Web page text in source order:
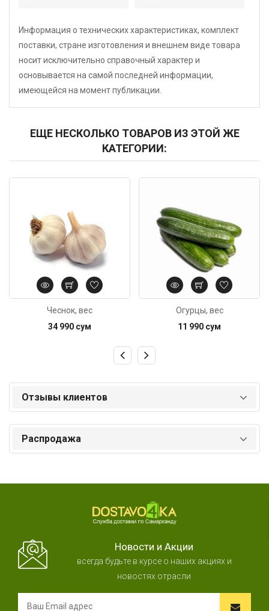
Информация о технических характеристиках, комплект
поставки, стране изготовления и внешнем виде товара
носит исключительно справочный характер и
основывается на самой последней информации,
имеющейся на момент публикации.
ЕЩЕ НЕСКОЛЬКО ТОВАРОВ ИЗ ЭТОЙ ЖЕ
КАТЕГОРИИ:
Чеснок, вес
34 990 сум
Огурцы, вес
11 990 сум
Отзывы клиентов
Распродажа
Новости и Акции
всегда будьте в курсе о наших акциях и
новостях отрасли